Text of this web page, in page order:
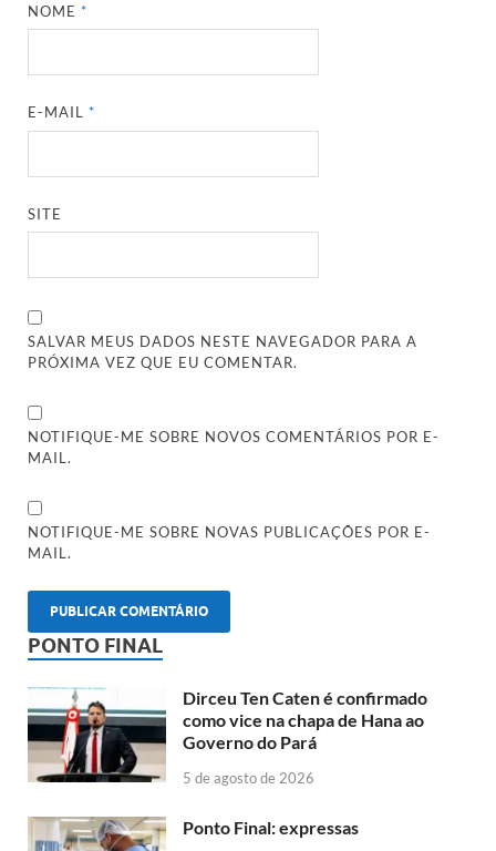
NOME*
E-MAIL*
SITE
SALVAR MEUS DADOS NESTE NAVEGADOR PARA A
PRÓXIMA VEZ QUE EU COMENTAR.
NOTIFIQUE-ME SOBRE NOVOS COMENTÁRIOS POR E-
MAIL.
NOTIFIQUE-ME SOBRE NOVAS PUBLICAÇÕES POR E-
MAIL.
PONTO FINAL
Dirceu Ten Caten é confirmado
como vice na chapa de Hana ao
Governo do Pará
5 de agosto de 2026
Ponto Final: expressas